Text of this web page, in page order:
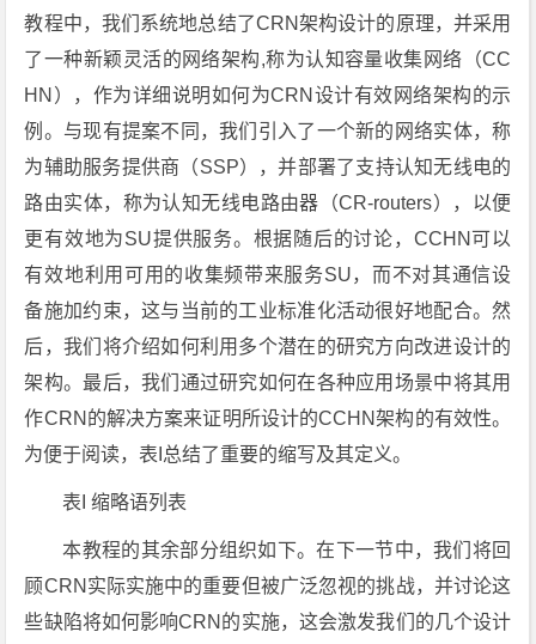
教程中，我们系统地总结了CRN架构设计的原理，并采用
了一种新颖灵活的网络架构,称为认知容量收集网络（CC
HN），作为详细说明如何为CRN设计有效网络架构的示
例。与现有提案不同，我们引入了一个新的网络实体，称
为辅助服务提供商（SSP），并部署了支持认知无线电的
路由实体，称为认知无线电路由器（CR-routers），以便
更有效地为SU提供服务。根据随后的讨论，CCHN可以
有效地利用可用的收集频带来服务SU，而不对其通信设
备施加约束，这与当前的工业标准化活动很好地配合。然
后，我们将介绍如何利用多个潜在的研究方向改进设计的
架构。最后，我们通过研究如何在各种应用场景中将其用
作CRN的解决方案来证明所设计的CCHN架构的有效性。
为便于阅读，表I总结了重要的缩写及其定义。
表I 缩略语列表
本教程的其余部分组织如下。在下一节中，我们将回
顾CRN实际实施中的重要但被广泛忽视的挑战，并讨论这
些缺陷将如何影响CRN的实施，这会激发我们的几个设计